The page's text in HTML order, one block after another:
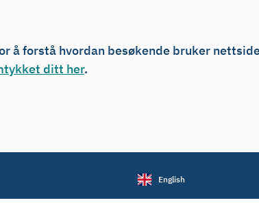
å forstå hvordan besøkende bruker
ditt her.
English